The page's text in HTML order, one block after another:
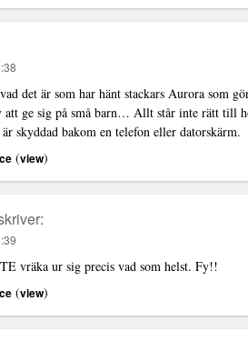
det är som har hänt stackars Aurora som
ge sig på små barn… Allt står inte rätt till
skyddad bakom en telefon eller datorskärm.
(view)
vräka ur sig precis vad som helst. Fy!!
(view)